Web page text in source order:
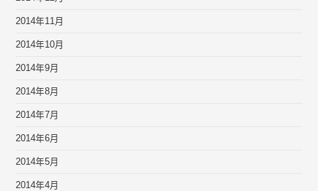
2014年11月
2014年10月
2014年9月
2014年8月
2014年7月
2014年6月
2014年5月
2014年4月